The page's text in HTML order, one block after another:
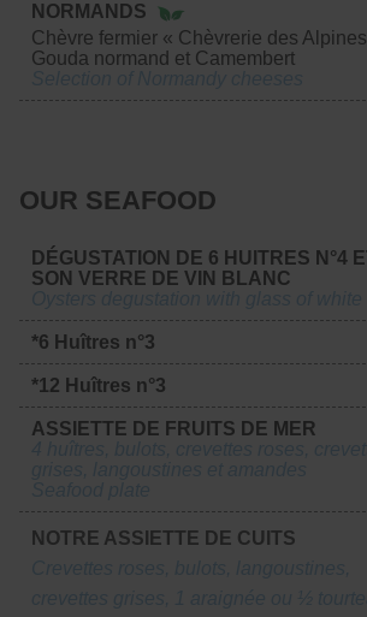
NORMANDS
Chèvre fermier « Chèvrerie des
Gouda normand et Camembert
OUR SEAFOOD
DÉGUSTATION DE 6 HUITRES N°4
SON VERRE DE VIN BLANC
*6 Huîtres n°3
*12 Huîtres n°3
ASSIETTE DE FRUITS DE MER
NOTRE ASSIETTE DE CUITS